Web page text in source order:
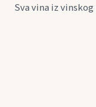
Sva vina iz